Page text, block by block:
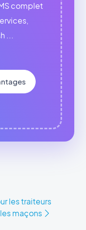
complet
...
les traiteurs
maçons